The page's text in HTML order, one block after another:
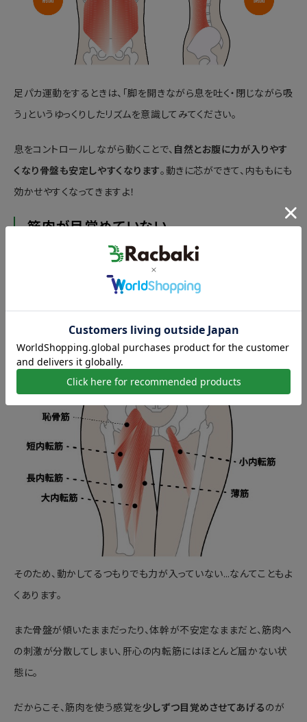
足パカ運動をするときは、「脚を開きながら息を吐く・閉じながら吸
う」というゆっくりしたリズムを意識してみてください。
息をコントロールしながら動くことで、 自然とお腹に力が入りやす
くなり骨盤も安定しやすくなります。動きに芯ができて、内ももにも
効かせやすくなってきますよ！
筋肉が目覚めていない
頑張ってるのに効かないのは、筋肉がまだ起きていない
眠ったままになっていることが多い のです。
そのため、動かしてるつもりでも力が入っていない…なんてこともよ
くあります。
また骨盤が傾いたままだったり、体幹が不安定なままだと、筋肉へ
の刺激が分散してしまい、肝心の内転筋にはほとんど届かない状
態に。
だからこそ、筋肉を使う感覚を少しずつ目覚めさせてあげるのが